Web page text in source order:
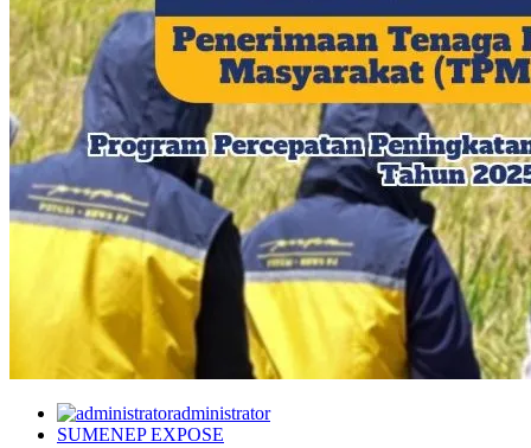
administrator
SUMENEP EXPOSE